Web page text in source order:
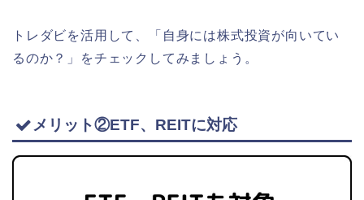
トレダビを活用して、「自身には株式投資が向いてい
るのか？」をチェックしてみましょう。
メリット②ETF、REITに対応